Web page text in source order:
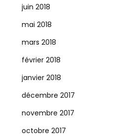
juin 2018
mai 2018
mars 2018
février 2018
janvier 2018
décembre 2017
novembre 2017
octobre 2017